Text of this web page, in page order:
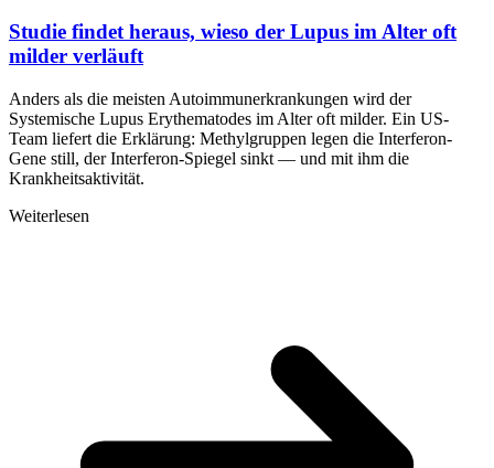
Studie findet heraus, wieso der Lupus im Alter oft
milder verläuft
Anders als die meisten Autoimmunerkrankungen wird der
Systemische Lupus Erythematodes im Alter oft milder. Ein US-
Team liefert die Erklärung: Methylgruppen legen die Interferon-
Gene still, der Interferon-Spiegel sinkt — und mit ihm die
Krankheitsaktivität.
Weiterlesen